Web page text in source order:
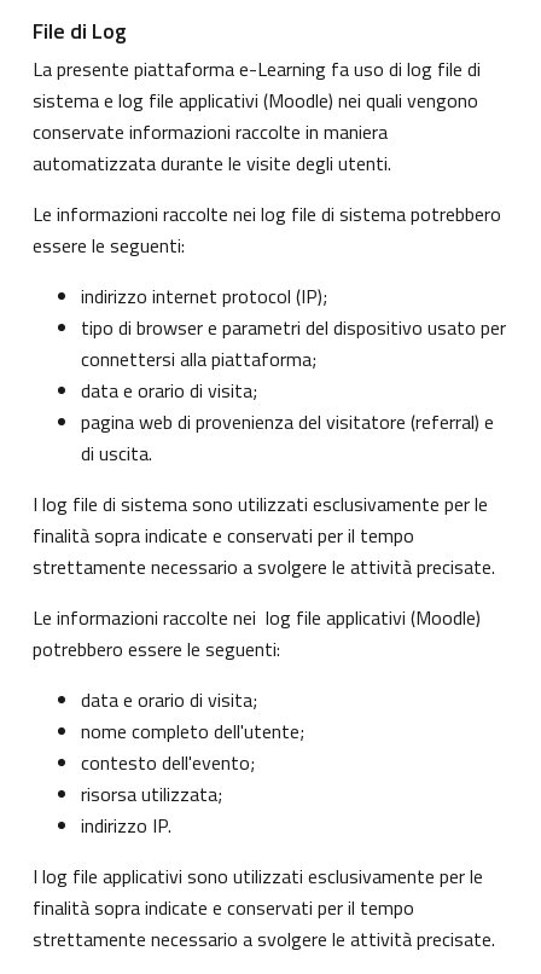
File di Log
La presente piattaforma e-Learning fa uso di log file di
sistema e log file applicativi (Moodle) nei quali vengono
conservate informazioni raccolte in maniera
automatizzata durante le visite degli utenti.
Le informazioni raccolte nei log file di sistema potrebbero
essere le seguenti:
indirizzo internet protocol (IP);
tipo di browser e parametri del dispositivo usato per
connettersi alla piattaforma;
data e orario di visita;
pagina web di provenienza del visitatore (referral) e
di uscita.
I log file di sistema sono utilizzati esclusivamente per le
finalità sopra indicate e conservati per il tempo
strettamente necessario a svolgere le attività precisate.
Le informazioni raccolte nei log file applicativi (Moodle)
potrebbero essere le seguenti:
data e orario di visita;
nome completo dell'utente;
contesto dell'evento;
risorsa utilizzata;
indirizzo IP.
I log file applicativi sono utilizzati esclusivamente per le
finalità sopra indicate e conservati per il tempo
strettamente necessario a svolgere le attività precisate.